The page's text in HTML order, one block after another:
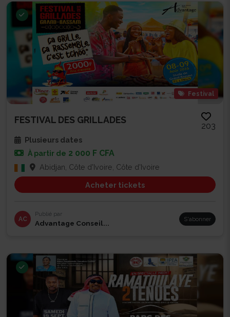
Festival
FESTIVAL DES GRILLADES
203
Plusieurs dates
À partir de 2 000 F CFA
Abidjan, Côte d'Ivoire, Côte d'Ivoire
Acheter tickets
AC
Publié par
Advantage Conseil... S'abonner